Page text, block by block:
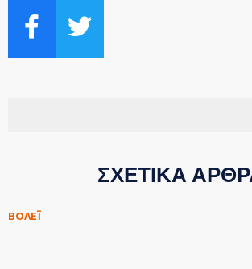
ΣΧΕΤΙΚΑ
ΒΟΛΕΪ